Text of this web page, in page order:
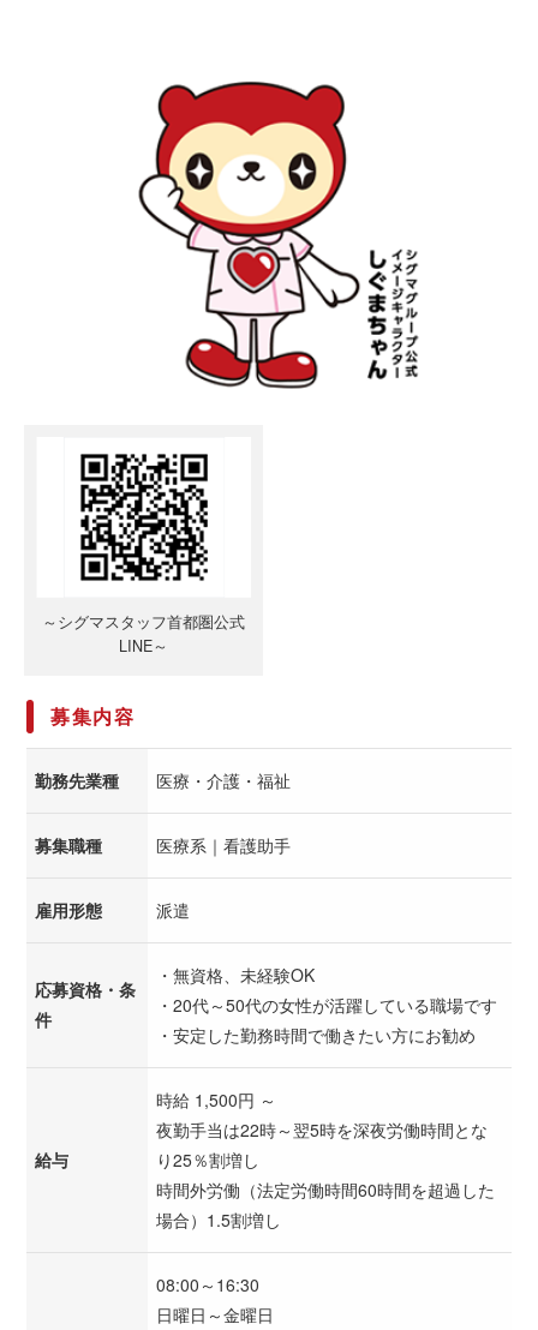
～シグマスタッフ首都圏公式
LINE～
募集内容
勤務先業種 医療・介護・福祉
募集職種 医療系｜看護助手
雇用形態 派遣
応募資格・条
件
・無資格、未経験OK
・20代～50代の女性が活躍している職場です
・安定した勤務時間で働きたい方にお勧め
給与
時給 1,500円 ～
夜勤手当は22時～翌5時を深夜労働時間とな
り25％割増し
時間外労働（法定労働時間60時間を超過した
場合）1.5割増し
08:00～16:30
日曜日～金曜日